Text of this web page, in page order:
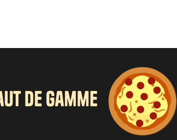
de gamme